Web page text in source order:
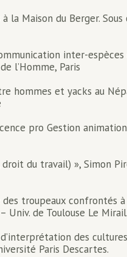
Maison du Berger.
inter-
l’Homme, Paris
et yacks au
pro Gestion
du travail) », Simon
troupeaux confrontés
Univ. de Toulouse Le Mirail.
des
Paris Descartes.